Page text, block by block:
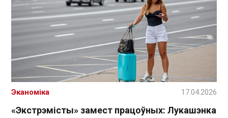
«Экстрэмісты» замест працоўных: Лукашэнка
Эканоміка 17.04.2026